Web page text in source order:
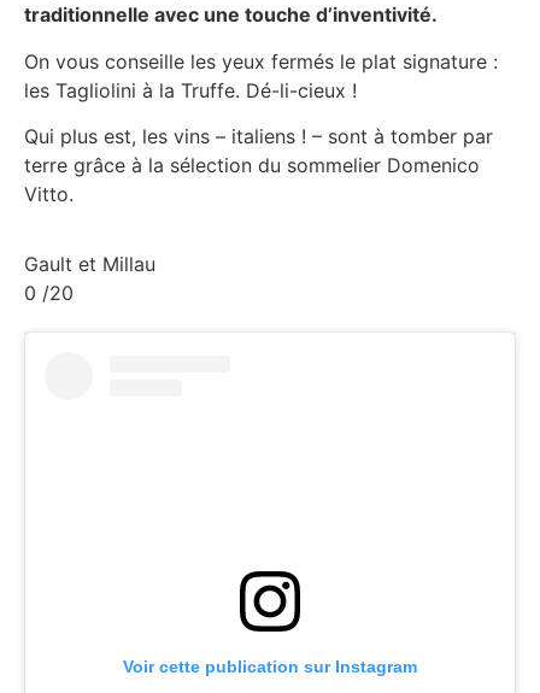
traditionnelle avec une touche d’inventivité.
On vous conseille les yeux fermés le plat signature :
les Tagliolini à la Truffe. Dé-li-cieux !
Qui plus est, les vins – italiens ! – sont à tomber par
terre grâce à la sélection du sommelier Domenico
Vitto.
Gault et Millau
0 /20
Voir cette publication sur Instagram